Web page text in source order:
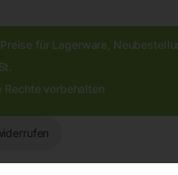
für Lagerware,
Rechte vorbehalten